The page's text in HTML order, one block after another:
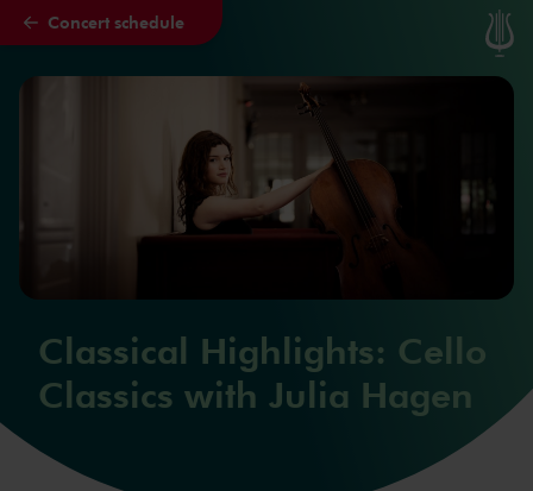
Skip to main content
Concert schedule
Classical Highlights: Cello
Classics with Julia Hagen